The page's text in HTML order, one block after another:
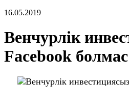
16.05.2019
Венчурлік
Facebook болмас